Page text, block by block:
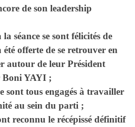
de son leadership
séance se sont félicités de
offerte de se retrouver en
autour de leur Président
Boni YAYI ;
sont tous engagés à travailler
au sein du parti ;
reconnu le récépissé définitif